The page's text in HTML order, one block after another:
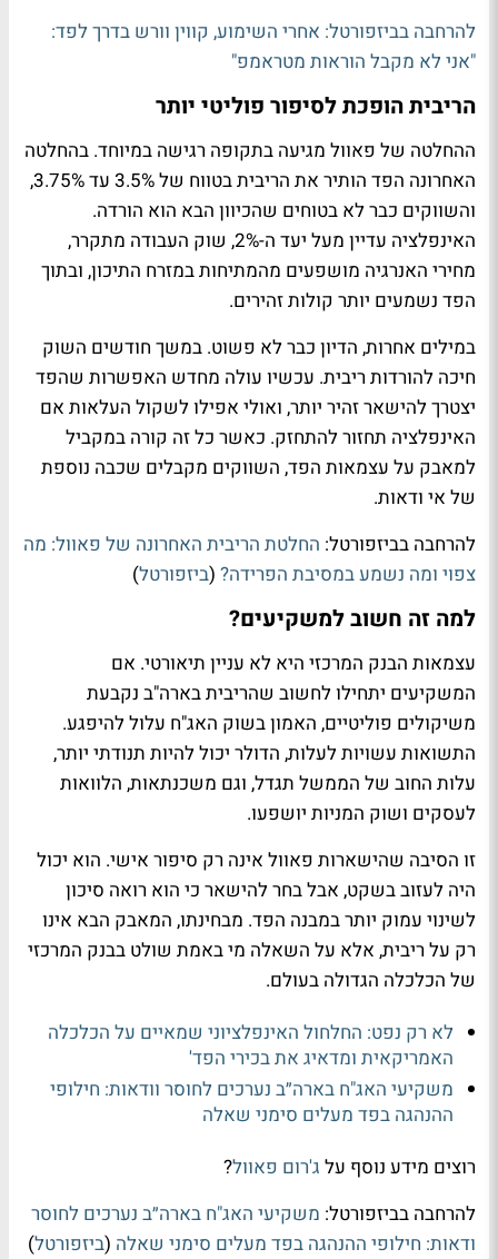
להרחבה בביזפורטל: אחרי השימוע, קווין וורש בדרך לפד:
"אני לא מקבל הוראות מטראמפ"
הריבית הופכת לסיפור פוליטי יותר
ההחלטה של פאוול מגיעה בתקופה רגישה במיוחד. בהחלטה
האחרונה הפד הותיר את הריבית בטווח של 3.5% עד 3.75%,
והשווקים כבר לא בטוחים שהכיוון הבא הוא הורדה.
האינפלציה עדיין מעל יעד ה-2%, שוק העבודה מתקרר,
מחירי האנרגיה מושפעים מהמתיחות במזרח התיכון, ובתוך
הפד נשמעים יותר קולות זהירים.
במילים אחרות, הדיון כבר לא פשוט. במשך חודשים השוק
חיכה להורדות ריבית. עכשיו עולה מחדש האפשרות שהפד
יצטרך להישאר זהיר יותר, ואולי אפילו לשקול העלאות אם
האינפלציה תחזור להתחזק. כאשר כל זה קורה במקביל
למאבק על עצמאות הפד, השווקים מקבלים שכבה נוספת
של אי ודאות.
להרחבה בביזפורטל: החלטת הריבית האחרונה של פאוול: מה
צפוי ומה נשמע במסיבת הפרידה? (ביזפורטל)
למה זה חשוב למשקיעים?
עצמאות הבנק המרכזי היא לא עניין תיאורטי. אם
המשקיעים יתחילו לחשוב שהריבית בארה"ב נקבעת
משיקולים פוליטיים, האמון בשוק האג"ח עלול להיפגע.
התשואות עשויות לעלות, הדולר יכול להיות תנודתי יותר,
עלות החוב של הממשל תגדל, וגם משכנתאות, הלוואות
לעסקים ושוק המניות יושפעו.
זו הסיבה שהישארות פאוול אינה רק סיפור אישי. הוא יכול
היה לעזוב בשקט, אבל בחר להישאר כי הוא רואה סיכון
לשינוי עמוק יותר במבנה הפד. מבחינתו, המאבק הבא אינו
רק על ריבית, אלא על השאלה מי באמת שולט בבנק המרכזי
של הכלכלה הגדולה בעולם.
לא רק נפט: החלחול האינפלציוני שמאיים על הכלכלה
האמריקאית ומדאיג את בכירי הפד'
משקיעי האג"ח בארה״ב נערכים לחוסר וודאות: חילופי
ההנהגה בפד מעלים סימני שאלה
רוצים מידע נוסף על ג'רום פאוול?
להרחבה בביזפורטל: משקיעי האג"ח בארה״ב נערכים לחוסר
ודאות: חילופי ההנהגה בפד מעלים סימני שאלה (ביזפורטל)